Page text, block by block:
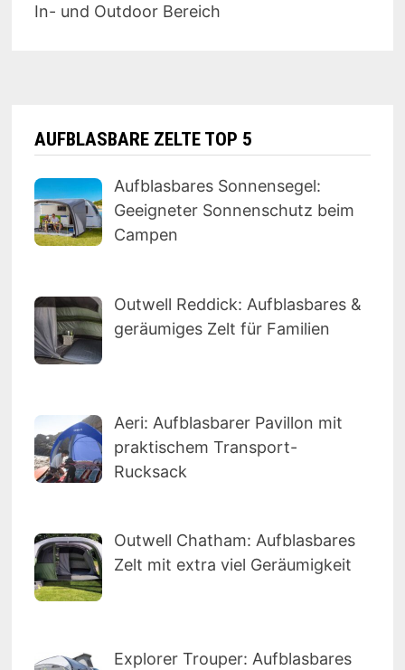
In- und Outdoor Bereich
AUFBLASBARE ZELTE TOP 5
Aufblasbares Sonnensegel:
Geeigneter Sonnenschutz beim
Campen
Outwell Reddick: Aufblasbares &
geräumiges Zelt für Familien
Aeri: Aufblasbarer Pavillon mit
praktischem Transport-
Rucksack
Outwell Chatham: Aufblasbares
Zelt mit extra viel Geräumigkeit
Explorer Trouper: Aufblasbares